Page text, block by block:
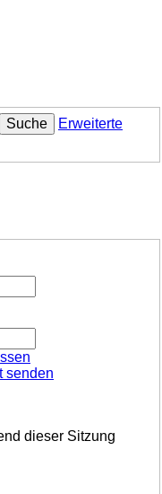
Suche
Erweiterte
senden
dieser Sitzung